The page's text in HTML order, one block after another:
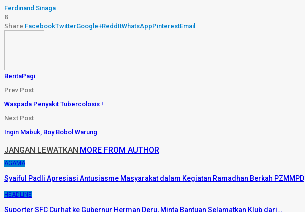
Ferdinand Sinaga
8
Share FacebookTwitterGoogle+ReddItWhatsAppPinterestEmail
BeritaPagi
Prev Post
Waspada Penyakit Tubercolosis !
Next Post
Ingin Mabuk, Boy Bobol Warung
JANGAN LEWATKAN MORE FROM AUTHOR
AGAMA
Syaiful Padli Apresiasi Antusiasme Masyarakat dalam Kegiatan Ramadhan Berkah PZMMPD
HEADLINE
Suporter SFC Curhat ke Gubernur Herman Deru, Minta Bantuan Selamatkan Klub dari…